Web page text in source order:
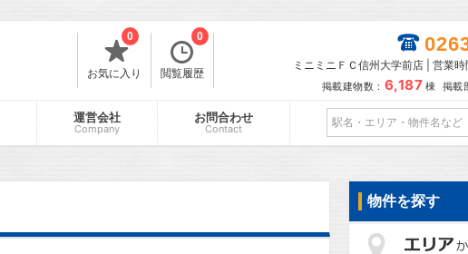
お気に入り
0
閲覧履歴
0
ミニミニＦＣ信州大学前店 | 営業
掲載建物数： 6,187 棟 掲載
運営会社
Company
お問合わせ
Contact
物件を探す